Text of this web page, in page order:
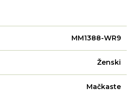
MM1388-WR9
Ženski
Mačkaste